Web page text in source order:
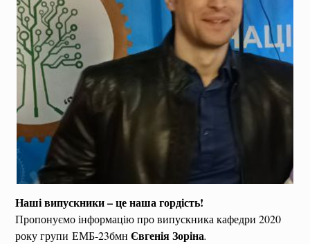
Наші випускники – це наша гордість!
Пропонуємо інформацію про випускника кафедри 2020
року групи ЕМБ-23бмн Євгенія Зоріна.